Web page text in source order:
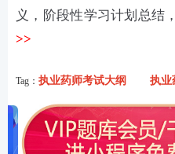
义，阶段性学习计划总结
>>
Tag： 执业药师考试大纲 执业